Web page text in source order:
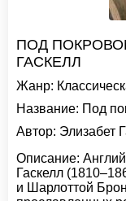
ПОД
ГАСКЕЛЛ
Жанр:
Название: Под
Автор: Элизабет
Описание:
Гаскелл
и Шарлоттой